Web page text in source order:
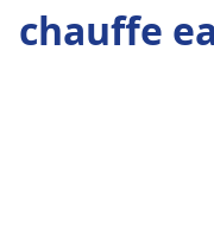
chauffe